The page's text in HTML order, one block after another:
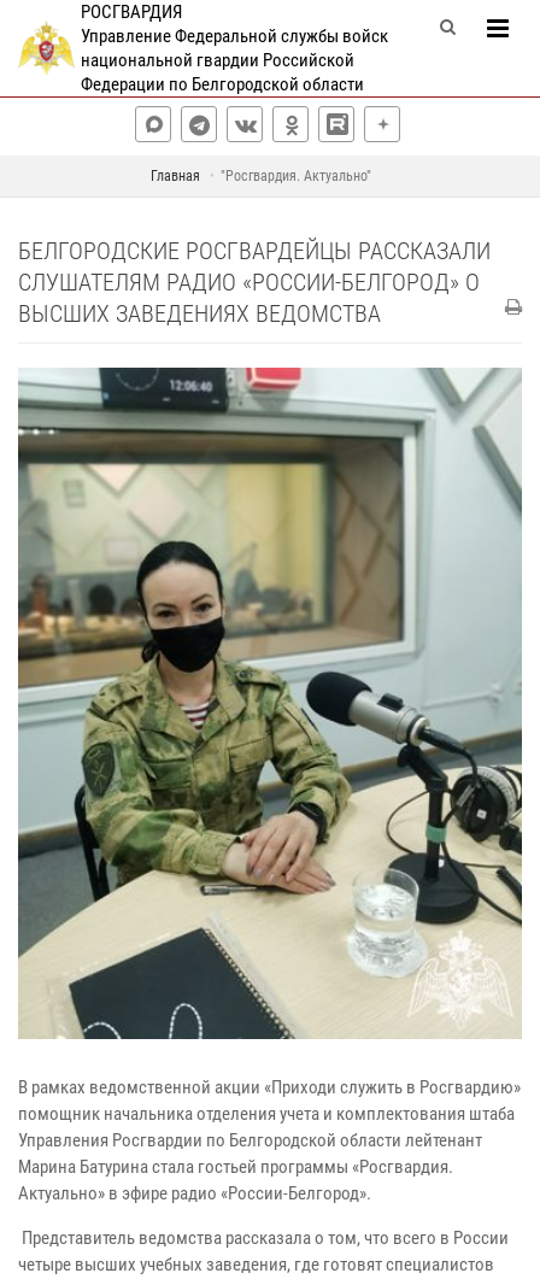
РОСГВАРДИЯ
Управление Федеральной службы войск
национальной гвардии Российской
Федерации по Белгородской области
Главная "Росгвардия. Актуально"
БЕЛГОРОДСКИЕ РОСГВАРДЕЙЦЫ РАССКАЗАЛИ
СЛУШАТЕЛЯМ РАДИО «РОССИИ-БЕЛГОРОД» О
ВЫСШИХ ЗАВЕДЕНИЯХ ВЕДОМСТВА
В рамках ведомственной акции «Приходи служить в Росгвардию»
помощник начальника отделения учета и комплектования штаба
Управления Росгвардии по Белгородской области лейтенант
Марина Батурина стала гостьей программы «Росгвардия.
Актуально» в эфире радио «России-Белгород».
Представитель ведомства рассказала о том, что всего в России
четыре высших учебных заведения, где готовят специалистов